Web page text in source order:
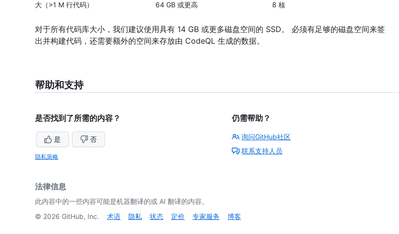
大（>1 M 行代码） 64 GB 或更高 8 核
对于所有代码库大小，我们建议使用具有 14 GB 或更多磁盘空间的 SSD。 必须有足够的磁盘空间来签
出并构建代码，还需要额外的空间来存放由 CodeQL 生成的数据。
帮助和支持
是否找到了所需的内容？
是 否
隐私策略
仍需帮助？
询问GitHub社区
联系支持人员
法律信息
此内容中的一些内容可能是机器翻译的或 AI 翻译的内容。
© 2026 GitHub, Inc. 术语 隐私 状态 定价 专家服务 博客